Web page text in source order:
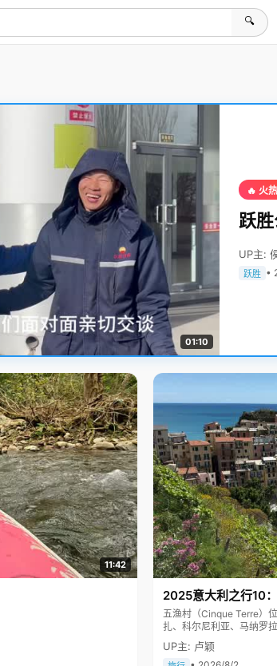
🔍
01:10
🔥 火
跃
UP主:
跃胜 •
11:42
2025意大利之行10
五渔村（Cinque Terre）
扎、科尔尼利亚、马纳罗
色彩斑斓，1997年被列为
UP主: 卢颖